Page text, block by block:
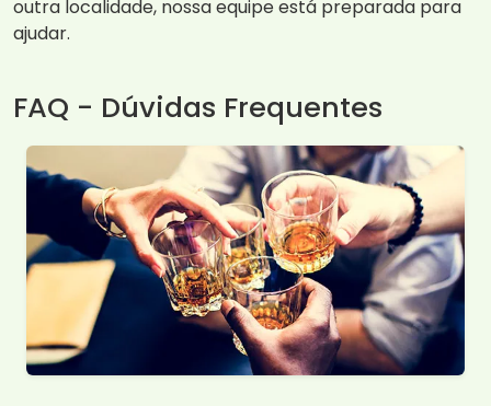
outra localidade, nossa equipe está preparada para
ajudar.
FAQ - Dúvidas Frequentes